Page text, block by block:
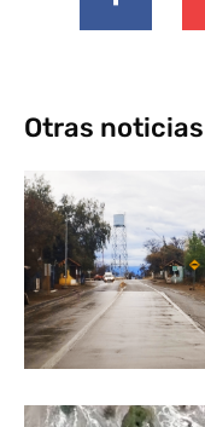
Otras noticias